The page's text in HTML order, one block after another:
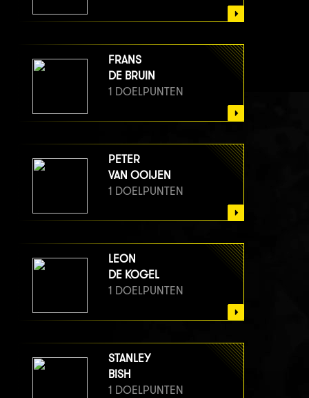
FRANS
DE BRUIN
1 DOELPUNTEN
PETER
VAN OOIJEN
1 DOELPUNTEN
LEON
DE KOGEL
1 DOELPUNTEN
STANLEY
BISH
1 DOELPUNTEN